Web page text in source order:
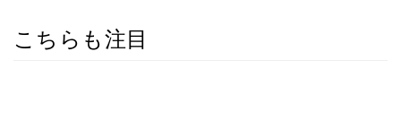
こちらも注目